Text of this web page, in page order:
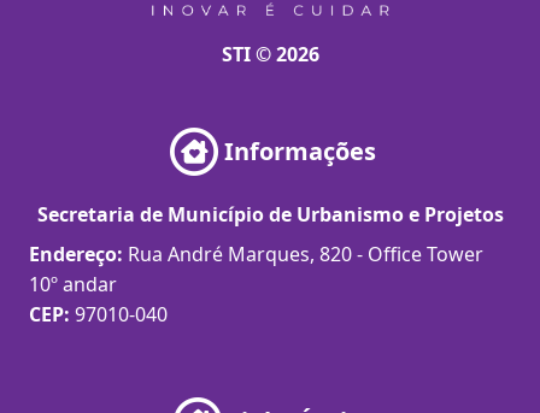
STI © 2026
Informações
Secretaria de Município de Urbanismo e Projetos
Endereço: Rua André Marques, 820 - Office Tower
10º andar
CEP: 97010-040